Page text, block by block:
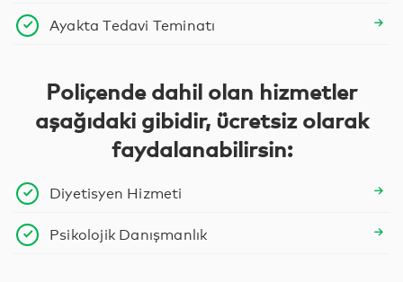
Ayakta Tedavi Teminatı
Poliçende dahil olan hizmetler
aşağıdaki gibidir, ücretsiz olarak
faydalanabilirsin:
Diyetisyen Hizmeti
Psikolojik Danışmanlık